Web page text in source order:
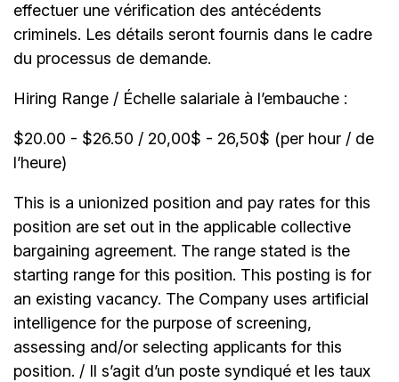
effectuer une vérification des antécédents
criminels. Les détails seront fournis dans le cadre
du processus de demande.
Hiring Range / Échelle salariale à l’embauche :
$20.00 - $26.50 / 20,00$ - 26,50$ (per hour / de
l’heure)
This is a unionized position and pay rates for this
position are set out in the applicable collective
bargaining agreement. The range stated is the
starting range for this position. This posting is for
an existing vacancy. The Company uses artificial
intelligence for the purpose of screening,
assessing and/or selecting applicants for this
position. / Il s’agit d’un poste syndiqué et les taux